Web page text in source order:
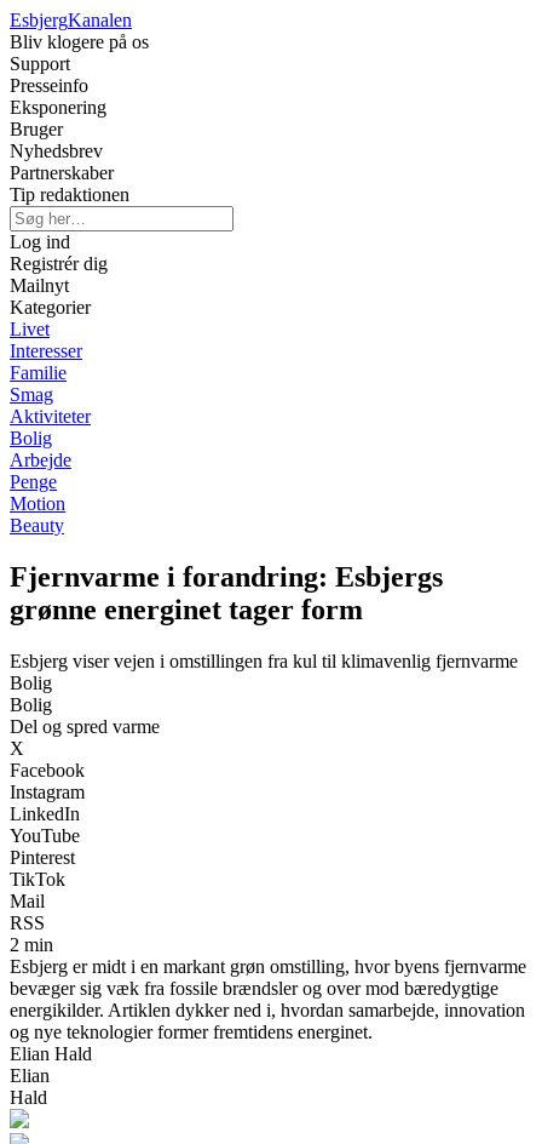
EsbjergKanalen
Bliv klogere på os
Support
Presseinfo
Eksponering
Bruger
Nyhedsbrev
Partnerskaber
Tip redaktionen
Log ind
Registrér dig
Mailnyt
Kategorier
Livet
Interesser
Familie
Smag
Aktiviteter
Bolig
Arbejde
Penge
Motion
Beauty
Fjernvarme i forandring: Esbjergs
grønne energinet tager form
Esbjerg viser vejen i omstillingen fra kul til klimavenlig fjernvarme
Bolig
Bolig
Del og spred varme
X
Facebook
Instagram
LinkedIn
YouTube
Pinterest
TikTok
Mail
RSS
2 min
Esbjerg er midt i en markant grøn omstilling, hvor byens fjernvarme
bevæger sig væk fra fossile brændsler og over mod bæredygtige
energikilder. Artiklen dykker ned i, hvordan samarbejde, innovation
og nye teknologier former fremtidens energinet.
Elian Hald
Elian
Hald